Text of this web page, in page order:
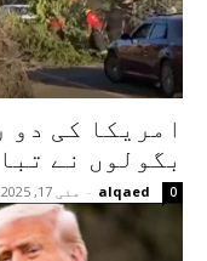
امریکا کی دو
بگولوں نے تباہی
alqaed
- مئی 17, 2025 0